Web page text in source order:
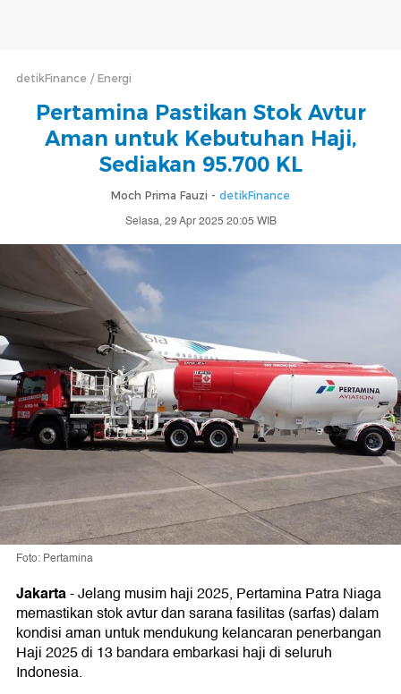
detikFinance Energi
Pertamina Pastikan Stok Avtur
Aman untuk Kebutuhan Haji,
Sediakan 95.700 KL
Moch Prima Fauzi - detikFinance
Selasa, 29 Apr 2025 20:05 WIB
Foto: Pertamina
Jakarta-Jelang musim haji 2025, Pertamina Patra Niaga
memastikan stok avtur dan sarana fasilitas (sarfas) dalam
kondisi aman untuk mendukung kelancaran penerbangan
Haji 2025 di 13 bandara embarkasi haji di seluruh
Indonesia.